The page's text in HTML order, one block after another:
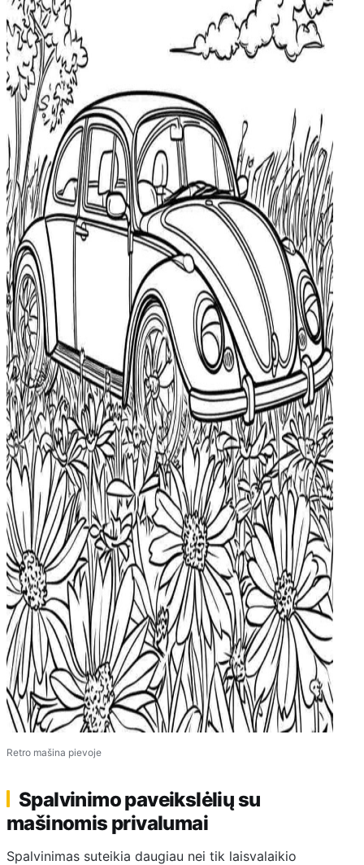
Retro mašina pievoje
Spalvinimo paveikslėlių su
mašinomis privalumai
Spalvinimas suteikia daugiau nei tik laisvalaikio